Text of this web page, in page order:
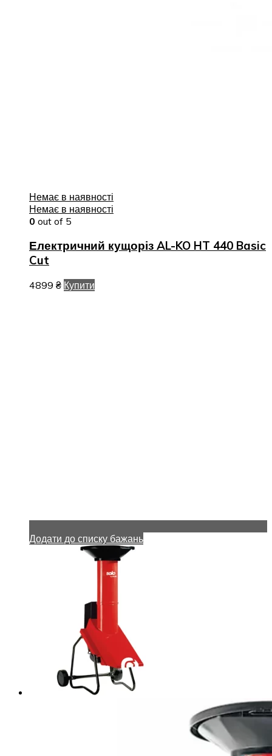
Немає в наявності
Немає в наявності
0 out of 5
Електричний кущоріз AL-KO HT 440 Basic
Cut
4899 ₴ Купити
Додати до списку бажань